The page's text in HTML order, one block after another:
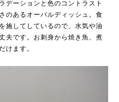
デーションと色のコントラスト
のあるオーバルディッシュ。食
施してしているので、水気や油
夫です。お刺身から焼き魚、煮
けます。